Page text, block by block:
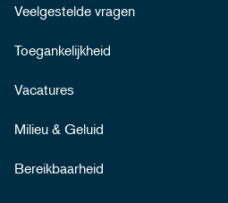
Veelgestelde vragen
Toegankelijkheid
Vacatures
Milieu & Geluid
Bereikbaarheid